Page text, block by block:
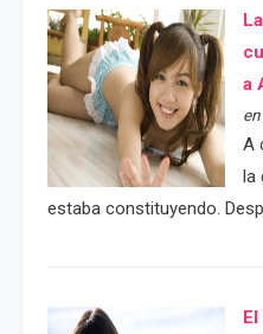
a
A
la
estaba constituyendo.